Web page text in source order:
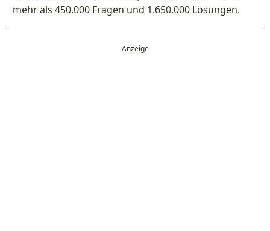
mehr als 450.000 Fragen und 1.650.000 Lösungen.